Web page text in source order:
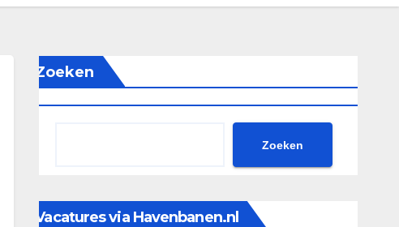
Zoeken
Zoeken
Vacatures via Havenbanen.nl